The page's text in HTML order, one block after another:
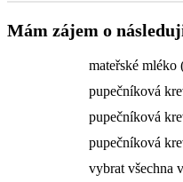
Mám zájem o
mateřské mléko
pupečníková
pupečníková
pupečníková
vybrat všechna